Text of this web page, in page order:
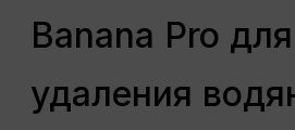
Banana Pro для
удаления